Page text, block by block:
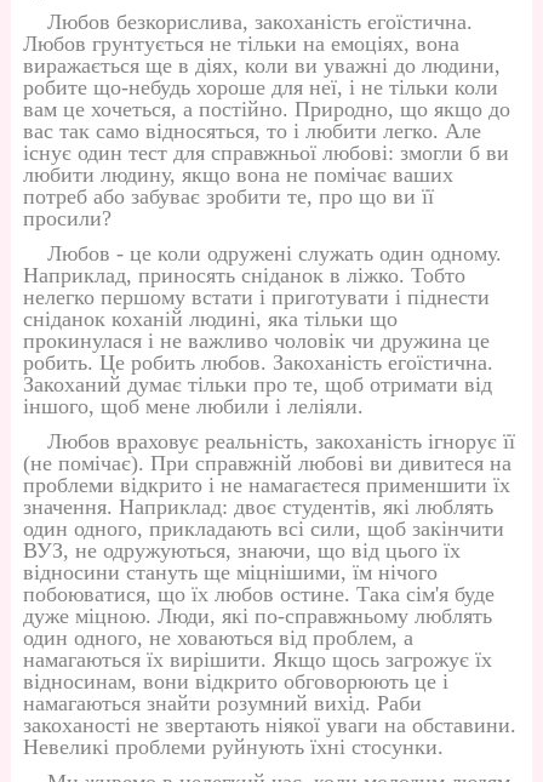
Любов безкорислива, закоханість егоїстична.
Любов грунтується не тільки на емоціях, вона
виражається ще в діях, коли ви уважні до людини,
робите що-небудь хороше для неї, і не тільки коли
вам це хочеться, а постійно. Природно, що якщо до
вас так само відносяться, то і любити легко. Але
існує один тест для справжньої любові: змогли б ви
любити людину, якщо вона не помічає ваших
потреб або забуває зробити те, про що ви її
просили?
Любов - це коли одружені служать один одному.
Наприклад, приносять сніданок в ліжко. Тобто
нелегко першому встати і приготувати і піднести
сніданок коханій людині, яка тільки що
прокинулася і не важливо чоловік чи дружина це
робить. Це робить любов. Закоханість егоїстична.
Закоханий думає тільки про те, щоб отримати від
іншого, щоб мене любили і леліяли.
Любов враховує реальність, закоханість ігнорує її
(не помічає). При справжній любові ви дивитеся на
проблеми відкрито і не намагаєтеся применшити їх
значення. Наприклад: двоє студентів, які люблять
один одного, прикладають всі сили, щоб закінчити
ВУЗ, не одружуються, знаючи, що від цього їх
відносини стануть ще міцнішими, їм нічого
побоюватися, що їх любов остине. Така сім'я буде
дуже міцною. Люди, які по-справжньому люблять
один одного, не ховаються від проблем, а
намагаються їх вирішити. Якщо щось загрожує їх
відносинам, вони відкрито обговорюють це і
намагаються знайти розумний вихід. Раби
закоханості не звертають ніякої уваги на обставини.
Невеликі проблеми руйнують їхні стосунки.